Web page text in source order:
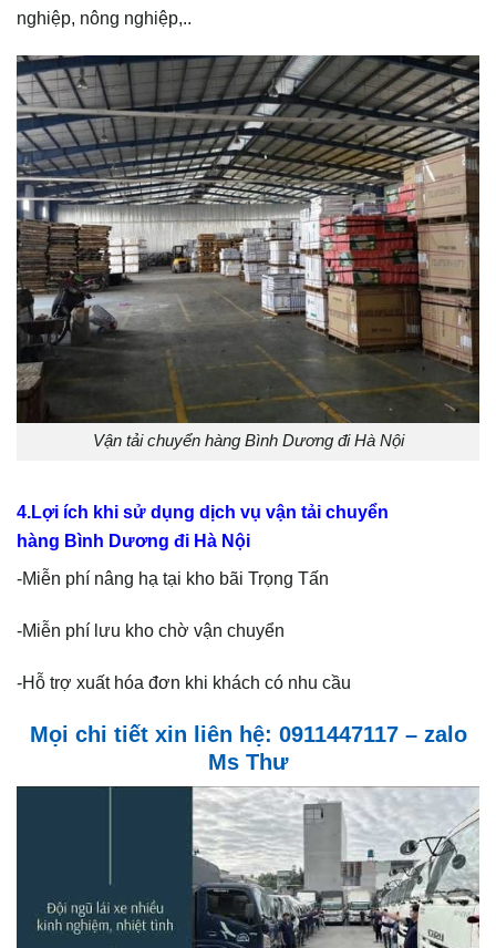
nghiệp, nông nghiệp,..
Vận tải chuyển hàng Bình Dương đi Hà Nội
4.Lợi ích khi sử dụng dịch vụ vận tải chuyển
hàng Bình Dương đi Hà Nội
-Miễn phí nâng hạ tại kho bãi Trọng Tấn
-Miễn phí lưu kho chờ vận chuyển
-Hỗ trợ xuất hóa đơn khi khách có nhu cầu
Mọi chi tiết xin liên hệ: 0911447117 – zalo
Ms Thư